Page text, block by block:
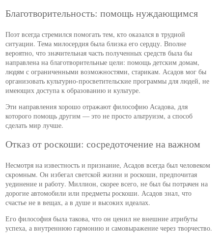
Благотворительность: помощь нуждающимся
Поэт всегда стремился помогать тем, кто оказался в трудной
ситуации. Тема милосердия была близка его сердцу. Вполне
вероятно, что значительная часть полученных средств была бы
направлена на благотворительные цели: помощь детским домам,
людям с ограниченными возможностями, старикам. Асадов мог бы
организовать культурно-просветительские программы для людей, не
имеющих доступа к образованию и культуре.
Эти направления хорошо отражают философию Асадова, для
которого помощь другим — это не просто альтруизм, а способ
сделать мир лучше.
Отказ от роскоши: сосредоточение на важном
Несмотря на известность и признание, Асадов всегда был человеком
скромным. Он избегал светской жизни и роскоши, предпочитая
уединение и работу. Миллион, скорее всего, не был бы потрачен на
дорогие автомобили или предметы роскоши. Асадов знал, что
счастье не в вещах, а в душе и высоких идеалах.
Его философия была такова, что он ценил не внешние атрибуты
успеха, а внутреннюю гармонию и самовыражение через творчество.